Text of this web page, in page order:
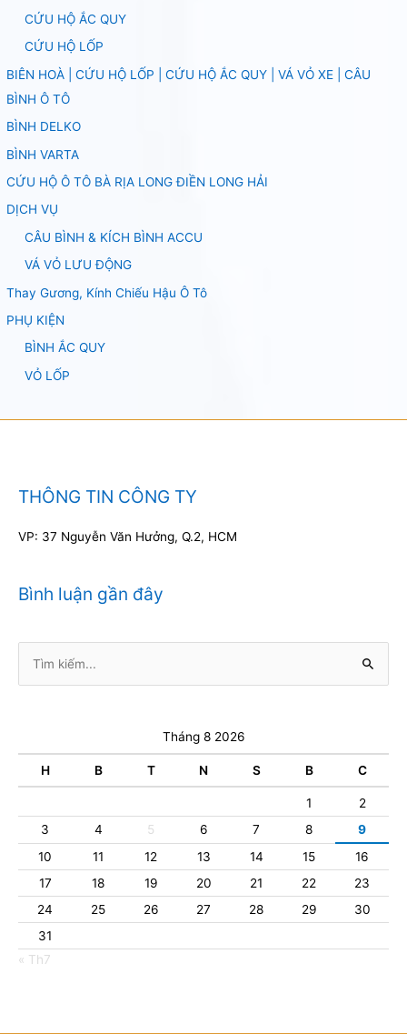
CỨU HỘ ẮC QUY
CỨU HỘ LỐP
BIÊN HOÀ | CỨU HỘ LỐP | CỨU HỘ ẮC QUY | VÁ VỎ XE | CÂU
BÌNH Ô TÔ
BÌNH DELKO
BÌNH VARTA
CỨU HỘ Ô TÔ BÀ RỊA LONG ĐIỀN LONG HẢI
DỊCH VỤ
CÂU BÌNH & KÍCH BÌNH ACCU
VÁ VỎ LƯU ĐỘNG
Thay Gương, Kính Chiếu Hậu Ô Tô
PHỤ KIỆN
BÌNH ẮC QUY
VỎ LỐP
THÔNG TIN CÔNG TY
VP: 37 Nguyễn Văn Hưởng, Q.2, HCM
Bình luận gần đây
kiếm:
Tháng 8 2026
H B T N S B C
1
2
3
4 5 6 7 8
9
10
11 12 13 14 15
16
17
18 19 20 21 22
23
24
25 26 27 28 29
30
31
« Th7